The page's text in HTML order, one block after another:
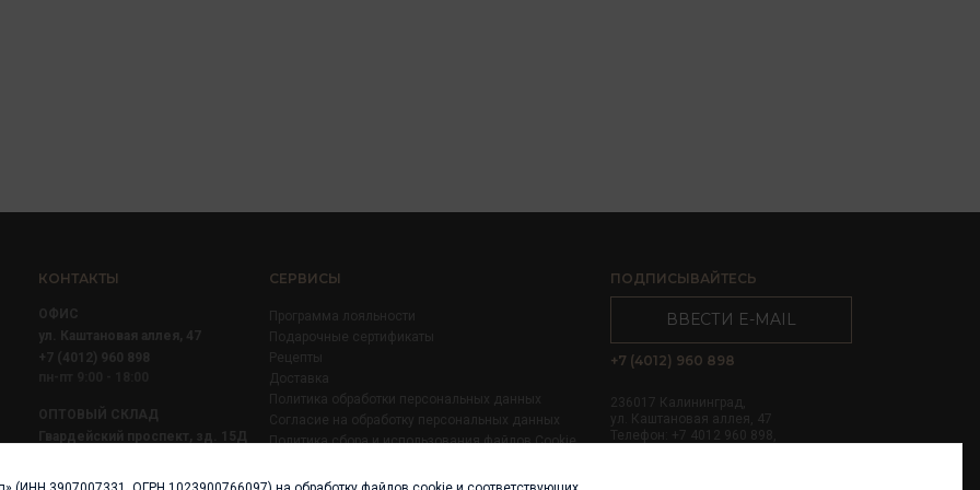
КОНТАКТЫ
ОФИС
ул. Каштановая аллея, 47
+7 (4012) 960 898
ОПТОВЫЙ СКЛАД
Гвардейский проспект, зд. 15Д
СЕРВИСЫ
Программа лояльности
Подарочные сертификаты
Рецепты
Доставка
Политика обработки персональных данных
Согласие на обработку персональных данных
Политика сбора и использования файлов Cookie
ПОДПИСЫВАЙТЕСЬ
ВВЕСТИ E-MAIL
+7 (4012) 960 898
236017 Калининград,
ул. Каштановая аллея, 47
Телефон: +7 4012 960 898,